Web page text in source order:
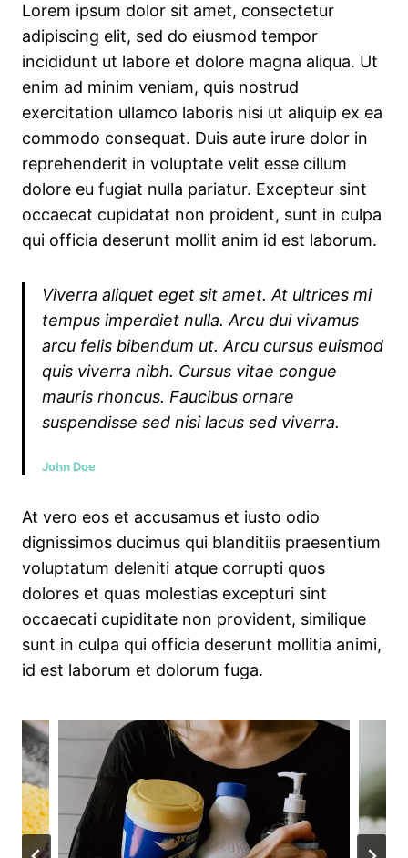
Lorem ipsum dolor sit amet, consectetur
adipiscing elit, sed do eiusmod tempor
incididunt ut labore et dolore magna aliqua. Ut
enim ad minim veniam, quis nostrud
exercitation ullamco laboris nisi ut aliquip ex ea
commodo consequat. Duis aute irure dolor in
reprehenderit in voluptate velit esse cillum
dolore eu fugiat nulla pariatur. Excepteur sint
occaecat cupidatat non proident, sunt in culpa
qui officia deserunt mollit anim id est laborum.
Viverra aliquet eget sit amet. At ultrices mi
tempus imperdiet nulla. Arcu dui vivamus
arcu felis bibendum ut. Arcu cursus euismod
quis viverra nibh. Cursus vitae congue
mauris rhoncus. Faucibus ornare
suspendisse sed nisi lacus sed viverra.
John Doe
At vero eos et accusamus et iusto odio
dignissimos ducimus qui blanditiis praesentium
voluptatum deleniti atque corrupti quos
dolores et quas molestias excepturi sint
occaecati cupiditate non provident, similique
sunt in culpa qui officia deserunt mollitia animi,
id est laborum et dolorum fuga.